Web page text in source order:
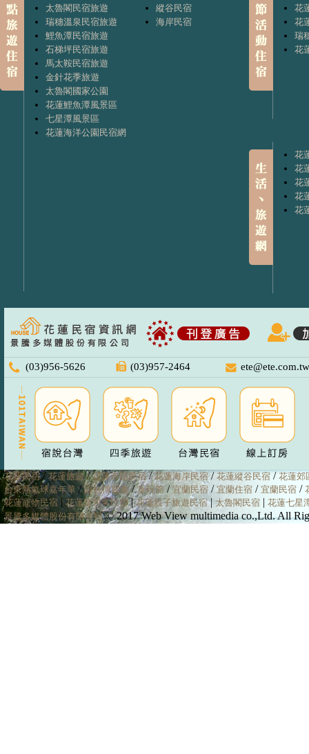
太魯閣民宿旅遊
瑞穗溫泉民宿旅遊
鯉魚潭民宿旅遊
石梯坪民宿旅遊
馬太鞍民宿旅遊
金針花季旅遊
太魯閣國家公園
花蓮鯉魚潭風景區
七星潭風景區
花蓮海洋公園民宿網
縱谷民宿
海岸民宿
花
花
瑞
花
花
花
花
花
花
(03)956-5626 (03)957-2464 ete@ete.com.tw
花蓮民宿/花蓮旅遊/花蓮市區民宿/花蓮海岸民宿/花蓮縱谷民宿/花蓮郊
台東熱氣球嘉年華 /綠色博覽會/童玩節/宜蘭民宿 / 宜蘭住宿 / 宜蘭民宿 /
花蓮寵物民宿| 花蓮背包客民宿|花蓮親子旅遊民宿| 太魯閣民宿 | 花蓮七星
景騰多媒體股份有限公司© 2017 Web View multimedia co.,Ltd. All